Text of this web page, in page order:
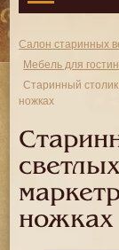
Салон старинных
Мебель для
Старинный
ножках
ножках